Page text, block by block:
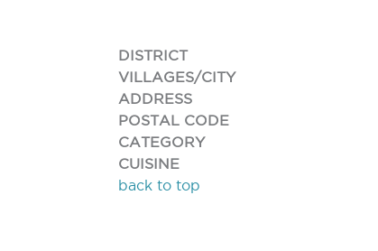
DISTRICT
VILLAGES/CITY
ADDRESS
POSTAL CODE
CATEGORY
CUISINE
back to top